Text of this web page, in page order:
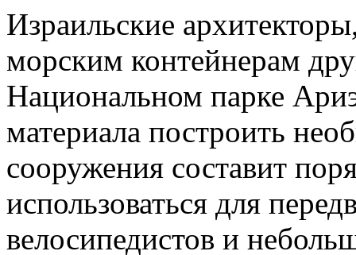
Израильские
морским контейнерам
Национальном парке
материала построить
сооружения составит
использоваться для
велосипедистов и